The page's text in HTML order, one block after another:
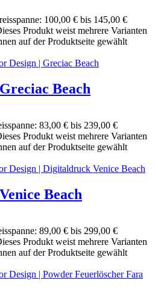
100,00 € bis 145,00 €
Produkt weist mehrere Varianten
auf der Produktseite gewählt
Beach
83,00 € bis 239,00 €
Produkt weist mehrere Varianten
auf der Produktseite gewählt
Beach
89,00 € bis 299,00 €
Produkt weist mehrere Varianten
auf der Produktseite gewählt